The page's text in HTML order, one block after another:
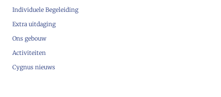
Individuele Begeleiding
Extra uitdaging
Ons gebouw
Activiteiten
Cygnus nieuws